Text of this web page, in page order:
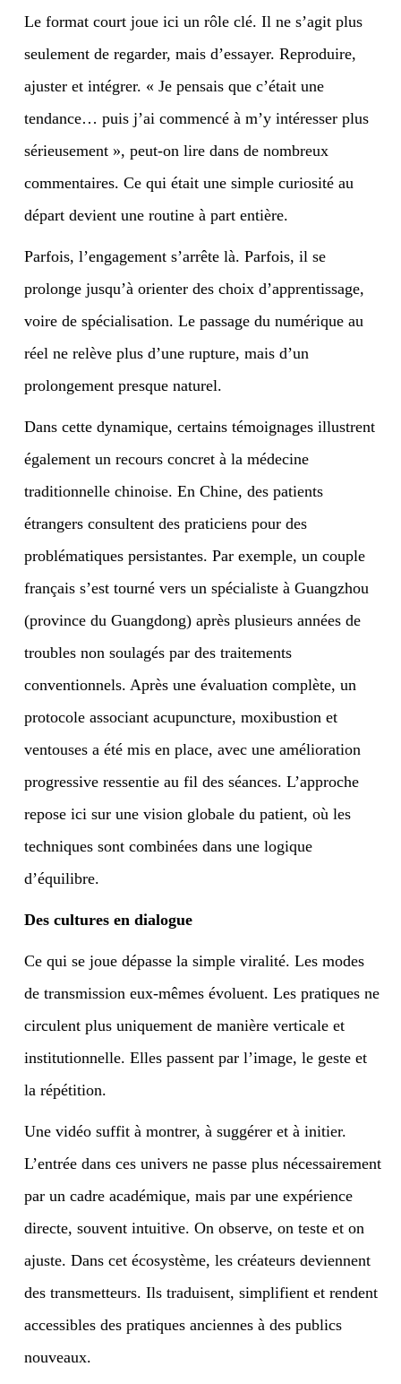
Le format court joue ici un rôle clé. Il ne s’agit plus
seulement de regarder, mais d’essayer. Reproduire,
ajuster et intégrer. « Je pensais que c’était une
tendance… puis j’ai commencé à m’y intéresser plus
sérieusement », peut-on lire dans de nombreux
commentaires. Ce qui était une simple curiosité au
départ devient une routine à part entière.
Parfois, l’engagement s’arrête là. Parfois, il se
prolonge jusqu’à orienter des choix d’apprentissage,
voire de spécialisation. Le passage du numérique au
réel ne relève plus d’une rupture, mais d’un
prolongement presque naturel.
Dans cette dynamique, certains témoignages illustrent
également un recours concret à la médecine
traditionnelle chinoise. En Chine, des patients
étrangers consultent des praticiens pour des
problématiques persistantes. Par exemple, un couple
français s’est tourné vers un spécialiste à Guangzhou
(province du Guangdong) après plusieurs années de
troubles non soulagés par des traitements
conventionnels. Après une évaluation complète, un
protocole associant acupuncture, moxibustion et
ventouses a été mis en place, avec une amélioration
progressive ressentie au fil des séances. L’approche
repose ici sur une vision globale du patient, où les
techniques sont combinées dans une logique
d’équilibre.
Des cultures en dialogue
Ce qui se joue dépasse la simple viralité. Les modes
de transmission eux-mêmes évoluent. Les pratiques ne
circulent plus uniquement de manière verticale et
institutionnelle. Elles passent par l’image, le geste et
la répétition.
Une vidéo suffit à montrer, à suggérer et à initier.
L’entrée dans ces univers ne passe plus nécessairement
par un cadre académique, mais par une expérience
directe, souvent intuitive. On observe, on teste et on
ajuste. Dans cet écosystème, les créateurs deviennent
des transmetteurs. Ils traduisent, simplifient et rendent
accessibles des pratiques anciennes à des publics
nouveaux.